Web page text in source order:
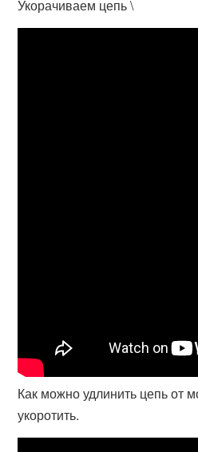
Укорачиваем цепь \
Как можно удлинить цепь от
укоротить.